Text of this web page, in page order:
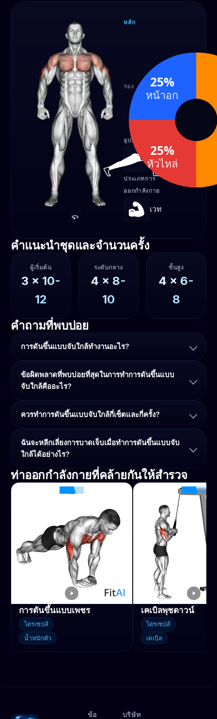
หลัก
50%
รอง
หัว
25%
หน้าอก
อุปกรณ์
น้ำหนักตัว
ประเภทการ
ออกกำลังกาย
เวท
25%
หัวไหล่
25%
หน้าอก
คำแนะนำชุดและจำนวนครั้ง
ผู้เริ่มต้น
3 x 10-
12
ระดับกลาง
4 x 8-
10
ขั้นสูง
4 x 6-
8
คำถามที่พบบ่อย
การดันขึ้นแบบจับใกล้ทำงานอะไร?
ข้อผิดพลาดที่พบบ่อยที่สุดในการทำการดันขึ้นแบบ
จับใกล้คืออะไร?
ควรทำการดันขึ้นแบบจับใกล้กี่เซ็ตและกี่ครั้ง?
ฉันจะหลีกเลี่ยงการบาดเจ็บเมื่อทำการดันขึ้นแบบจับ
ใกล้ได้อย่างไร?
ท่าออกกำลังกายที่คล้ายกันให้สำรวจ
การดันขึ้นแบบเพชร
ไตรเซปส์
น้ำหนักตัว
เคเบิลพุชดาวน์
ไตรเซปส์
เคเบิล
ข้อ
บริษัท